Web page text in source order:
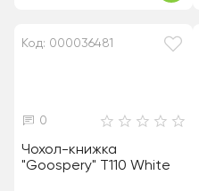
Код: 000036481
0
Чохол-книжка
"Goospery" T110 White